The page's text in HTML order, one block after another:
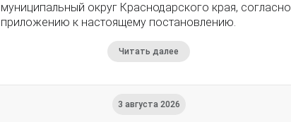
муниципальный округ Краснодарского края, согласно
приложению к настоящему постановлению.
Читать далее
3 августа 2026